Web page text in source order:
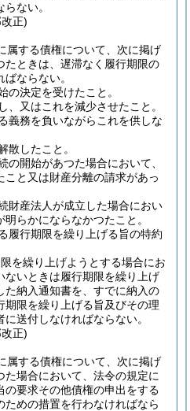
ない。
正)
属する債権について、次に掲げ
たときは、遅滞なく履行期限の
ならない。
の決定を受けたこと。
、又はこれを減少させたこと。
義務を負いながらこれを供しな
散したこと。
の開始があつた場合において、
こと又は財産分離の請求があっ
財産法人が成立した場合におい
らかにならなかつたこと。
履行期限を繰り上げる旨の特約
を繰り上げようとする場合にお
ないときは履行期限を繰り上げ
た納入通知書を、すでに納入の
期限を繰り上げる旨及びその理
送付しなければならない。
正)
属する債権について、次に掲げ
た場合において、法令の規定に
の要求その他債権の申出をする
ための措置を行わなければなら